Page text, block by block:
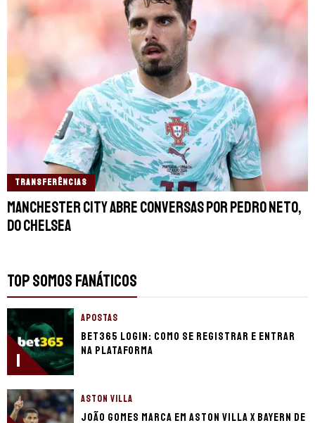
TRANSFERÊNCIAS
Manchester City abre conversas por Pedro Neto,
do Chelsea
TOP SOMOS FANÁTICOS
1
APOSTAS
bet365 login: como se registrar e entrar
na plataforma
ASTON VILLA
João Gomes marca em Aston Villa x Bayern de